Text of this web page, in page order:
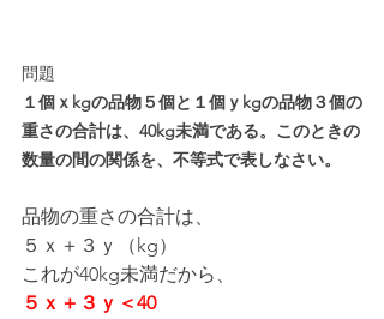
問題
１個ｘkgの品物５個と１個ｙkgの品物３個の
重さの合計は、40kg未満である。このときの
数量の間の関係を、不等式で表しなさい。
品物の重さの合計は、
５ｘ＋３ｙ（kg）
これが40kg未満だから、
５ｘ＋３ｙ＜40